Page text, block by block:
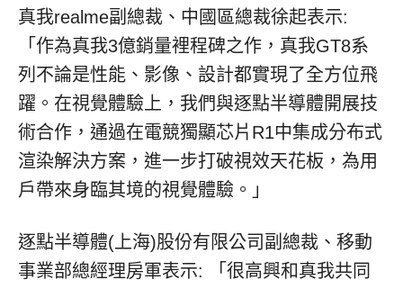
真我realme副總裁、中國區總裁徐起表示:
「作為真我3億銷量裡程碑之作，真我GT8系
列不論是性能、影像、設計都實現了全方位飛
躍。在視覺體驗上，我們與逐點半導體開展技
術合作，通過在電競獨顯芯片R1中集成分布式
渲染解決方案，進一步打破視效天花板，為用
戶帶來身臨其境的視覺體驗。」
逐點半導體(上海)股份有限公司副總裁、移動
事業部總經理房軍表示: 「很高興和真我共同